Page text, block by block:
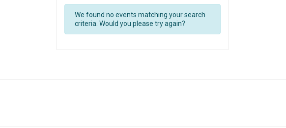
We found no events matching your search
criteria. Would you please try again?